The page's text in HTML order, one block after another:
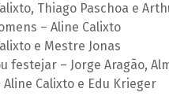
Thiago Paschoa e
– Aline Calixto
e Mestre Jonas
festejar – Jorge Aragão,
Calixto e Edu Krieger